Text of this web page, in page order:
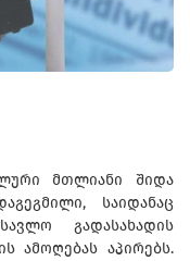
მთლიანი შიდა
საიდანაც
გადასახადის
ამოღებას აპირებს.